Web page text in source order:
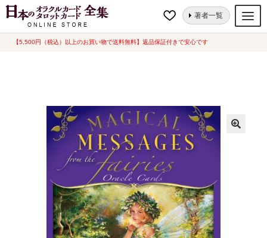
【5,500円（税込）以上のお買い物で送料無料】返品保証付きで安心です
ナ
コ
著者一覧
オラクルカード
トランプ
ホーム オラクルカード 妖精・精霊
マジカルフェアリーオラクルカー
ド 日本語解説書付き（中古-良い）